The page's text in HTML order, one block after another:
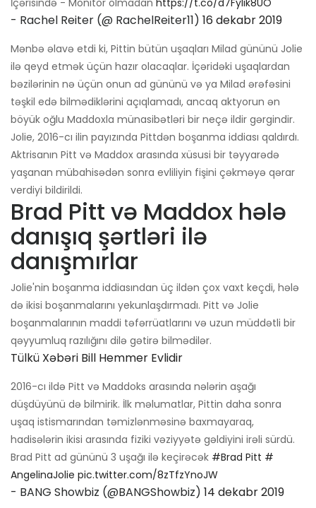
- Rachel Reiter (@ RachelReiter11) 16 dekabr 2019
Mənbə əlavə etdi ki, Pittin bütün uşaqları Milad gününü Jolie
ilə qeyd etmək üçün hazır olacaqlar. İçəridəki uşaqlardan
bəzilərinin nə üçün onun ad gününü və ya Milad ərəfəsini
təşkil edə bilmədiklərini açıqlamadı, ancaq aktyorun ən
böyük oğlu Maddoxla münasibətləri bir neçə ildir gərgindir.
Jolie, 2016-cı ilin payızında Pittdən boşanma iddiası qaldırdı.
Aktrisanın Pitt və Maddox arasında xüsusi bir təyyarədə
yaşanan mübahisədən sonra evliliyin fişini çəkməyə qərar
verdiyi bildirildi.
Brad Pitt və Maddox hələ
danışıq şərtləri ilə
danışmırlar
Jolie'nin boşanma iddiasından üç ildən çox vaxt keçdi, hələ
də ikisi boşanmalarını yekunlaşdırmadı. Pitt və Jolie
boşanmalarının maddi təfərrüatlarını və uzun müddətli bir
qəyyumluq razılığını dilə gətirə bilmədilər.
Tülkü Xəbəri Bill Hemmer Evlidir
2016-cı ildə Pitt və Maddoks arasında nələrin aşağı
düşdüyünü də bilmirik. İlk məlumatlar, Pittin daha sonra
uşaq istismarından təmizlənməsinə baxmayaraq,
hadisələrin ikisi arasında fiziki vəziyyətə gəldiyini irəli sürdü.
Brad Pitt ad gününü 3 uşağı ilə keçirəcək #Brad Pitt #
AngelinaJolie pic.twitter.com/8zTfzYnoJW
- BANG Showbiz (@BANGShowbiz) 14 dekabr 2019